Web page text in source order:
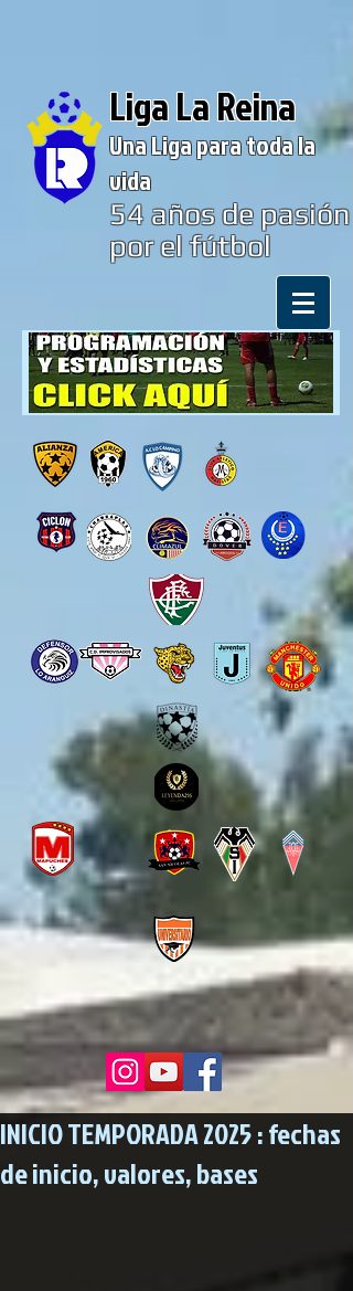
Liga La Reina
Una Liga para toda la
vida
54años de pasión
por el fútbol
INICIO TEMPORADA 2025 : fechas
de inicio, valores, bases